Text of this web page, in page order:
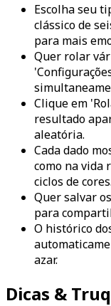
Escolha seu
clássico de
para mais
Quer rolar
Clique em
resultado
aleatória.
Cada dado
como na vida
ciclos de cores.
Quer salvar
para
O histórico
azar.
Dicas &